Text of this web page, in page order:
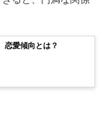
恋愛傾向とは？